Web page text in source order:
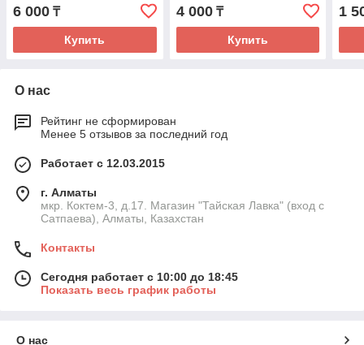
6 000 ₸
Купить
4 000₸
Купить
1
О нас
Рейтинг не сформирован
Менее 5 отзывов за последний год
Работает с 12.03.2015
г. Алматы
мкр. Коктем-3, д.17. Магазин "Тайская Лавка" (вход с
Сатпаева), Алматы, Казахстан
Контакты
Сегодня работает с 10:00 до 18:45
Показать весь график работы
О нас